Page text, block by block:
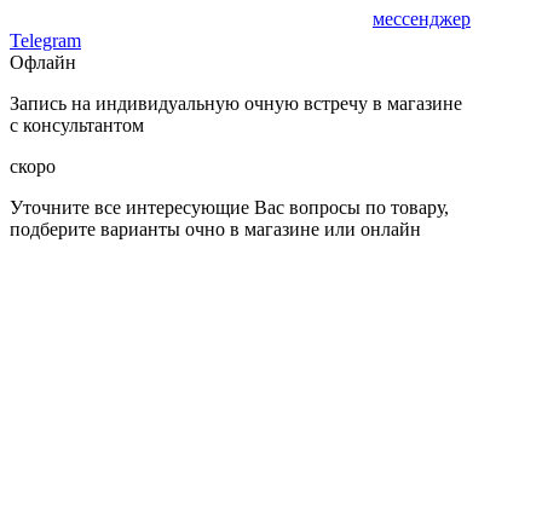
мессенджер
Telegram
Офлайн
Запись на индивидуальную очную встречу в магазине
с консультантом
скоро
Уточните все интересующие Вас вопросы по товару,
подберите варианты очно в магазине или онлайн